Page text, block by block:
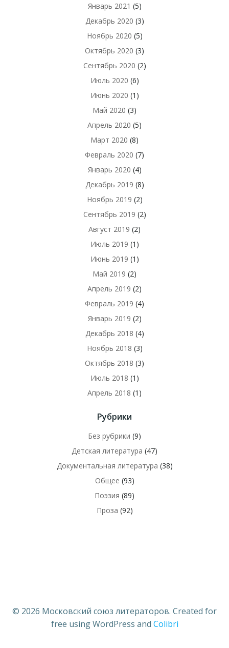
Январь 2021 (5)
Декабрь 2020 (3)
Ноябрь 2020 (5)
Октябрь 2020 (3)
Сентябрь 2020 (2)
Июль 2020 (6)
Июнь 2020 (1)
Май 2020 (3)
Апрель 2020 (5)
Март 2020 (8)
Февраль 2020 (7)
Январь 2020 (4)
Декабрь 2019 (8)
Ноябрь 2019 (2)
Сентябрь 2019 (2)
Август 2019 (2)
Июль 2019 (1)
Июнь 2019 (1)
Май 2019 (2)
Апрель 2019 (2)
Февраль 2019 (4)
Январь 2019 (2)
Декабрь 2018 (4)
Ноябрь 2018 (3)
Октябрь 2018 (3)
Июль 2018 (1)
Апрель 2018 (1)
Рубрики
Без рубрики (9)
Детская литература (47)
Документальная литература (38)
Общее (93)
Поэзия (89)
Проза (92)
© 2026 Московский союз литераторов. Created for
free using WordPress and Colibri